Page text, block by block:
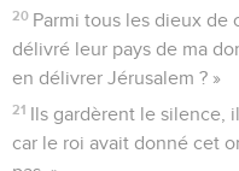
20 Parmi tous les dieux de
délivré leur pays de ma
en délivrer Jérusalem ? »
21 Ils gardèrent le silence,
car le roi avait donné cet